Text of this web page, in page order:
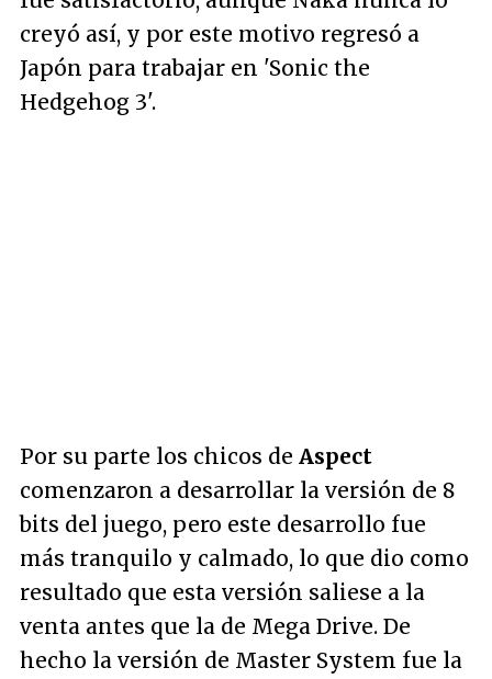
creyó así, y por este motivo regresó a
Japón para trabajar en 'Sonic the
Hedgehog 3'.
Por su parte los chicos de Aspect
comenzaron a desarrollar la versión de 8
bits del juego, pero este desarrollo fue
más tranquilo y calmado, lo que dio como
resultado que esta versión saliese a la
venta antes que la de Mega Drive. De
hecho la versión de Master System fue la